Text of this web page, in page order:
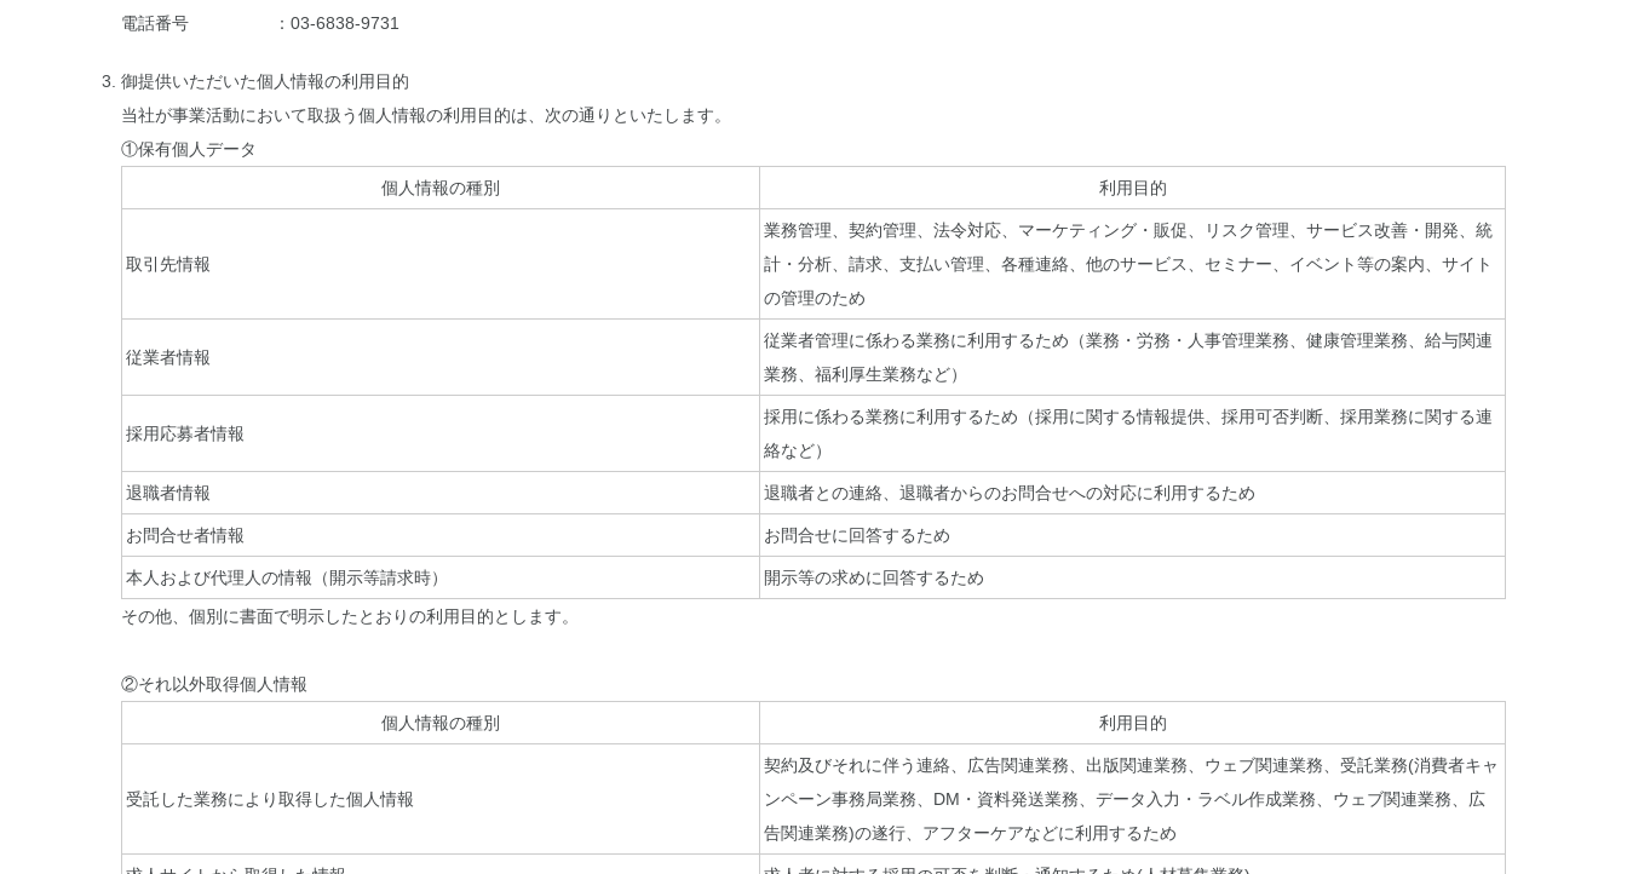
電話番号 ：03-6838-9731
御提供いただいた個人情報の利用目的
当社が事業活動において取扱う個人情報の利用目的は、次の通りといたします。
①保有個人データ
個人情報の種別
利用目的
取引先情報
業務管理、契約管理、法令対応、マーケティング・販促、リスク管理、サービス改善・開発、統
計・分析、請求、支払い管理、各種連絡、他のサービス、セミナー、イベント等の案内、サイト
の管理のため
従業者情報
従業者管理に係わる業務に利用するため（業務・労務・人事管理業務、健康管理業務、給与関連
業務、福利厚生業務など）
採用応募者情報
採用に係わる業務に利用するため（採用に関する情報提供、採用可否判断、採用業務に関する連
絡など）
退職者情報 退職者との連絡、退職者からのお問合せへの対応に利用するため
お問合せ者情報 お問合せに回答するため
本人および代理人の情報（開示等請求時）
開示等の求めに回答するため
その他、個別に書面で明示したとおりの利用目的とします。
②それ以外取得個人情報
個人情報の種別
利用目的
受託した業務により取得した個人情報
契約及びそれに伴う連絡、広告関連業務、出版関連業務、ウェブ関連業務、受託業務(消費者キャ
ンペーン事務局業務、DM・資料発送業務、データ入力・ラベル作成業務、ウェブ関連業務、広
告関連業務)の遂行、アフターケアなどに利用するため